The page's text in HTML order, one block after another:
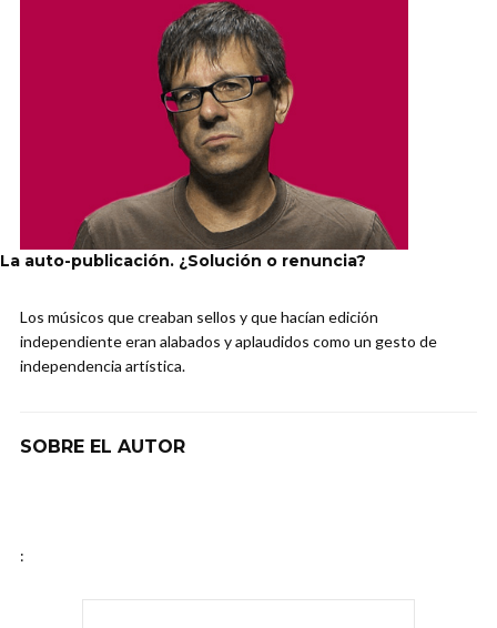
La auto-publicación. ¿Solución o renuncia?
Los músicos que creaban sellos y que hacían edición
independiente eran alabados y aplaudidos como un gesto de
independencia artística.
SOBRE EL AUTOR
: